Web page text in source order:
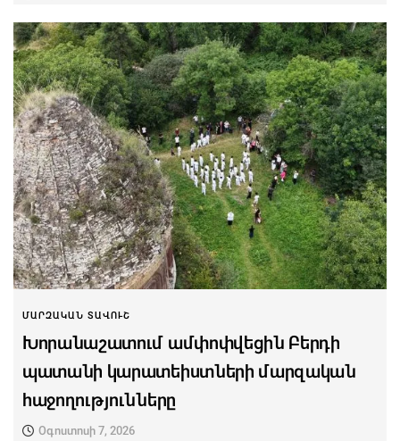
ՄԱՐԶԱԿԱՆ ՏԱՎՈՒՇ
Խորանաշատում ամփոփվեցին Բերդի
պատանի կարատեիստների մարզական
հաջողությունները
Օգոստոսի 7, 2026